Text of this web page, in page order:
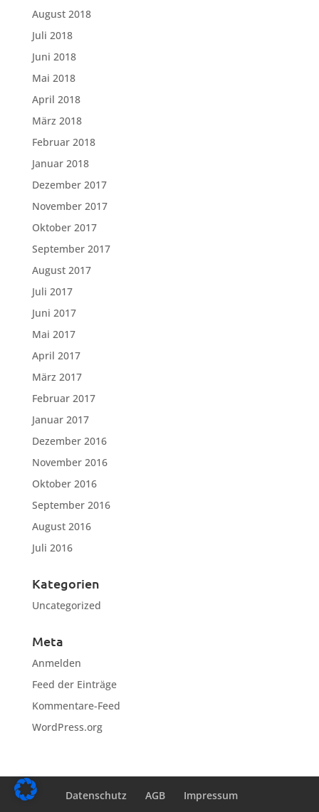
August 2018
Juli 2018
Juni 2018
Mai 2018
April 2018
März 2018
Februar 2018
Januar 2018
Dezember 2017
November 2017
Oktober 2017
September 2017
August 2017
Juli 2017
Juni 2017
Mai 2017
April 2017
März 2017
Februar 2017
Januar 2017
Dezember 2016
November 2016
Oktober 2016
September 2016
August 2016
Juli 2016
Kategorien
Uncategorized
Meta
Anmelden
Feed der Einträge
Kommentare-Feed
WordPress.org
Datenschutz AGB Impressum